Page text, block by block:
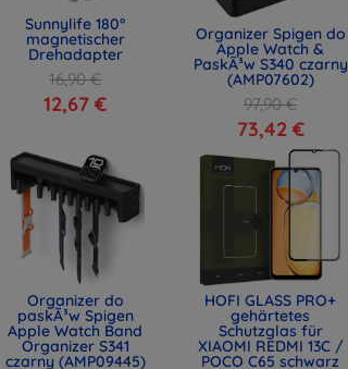
Sunnylife 180°
magnetischer
Drehadapter
16,90 €
12,67 €
Organizer Spigen do
Apple Watch &
PaskÃ³w S340 czarny
(AMP07602)
97,90 €
73,42 €
Organizer do
paskÃ³w Spigen
Apple Watch Band
Organizer S341
czarny (AMP09445)
HOFI GLASS PRO+
gehärtetes
Schutzglas für
XIAOMI REDMI 13C /
POCO C65 schwarz